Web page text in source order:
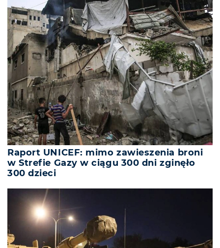
Raport UNICEF: mimo zawieszenia broni
w Strefie Gazy w ciągu 300 dni zginęło
300 dzieci